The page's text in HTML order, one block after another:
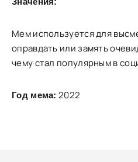
Мем используется для
оправдать или замять
чему стал популярным в
Год мема: 2022